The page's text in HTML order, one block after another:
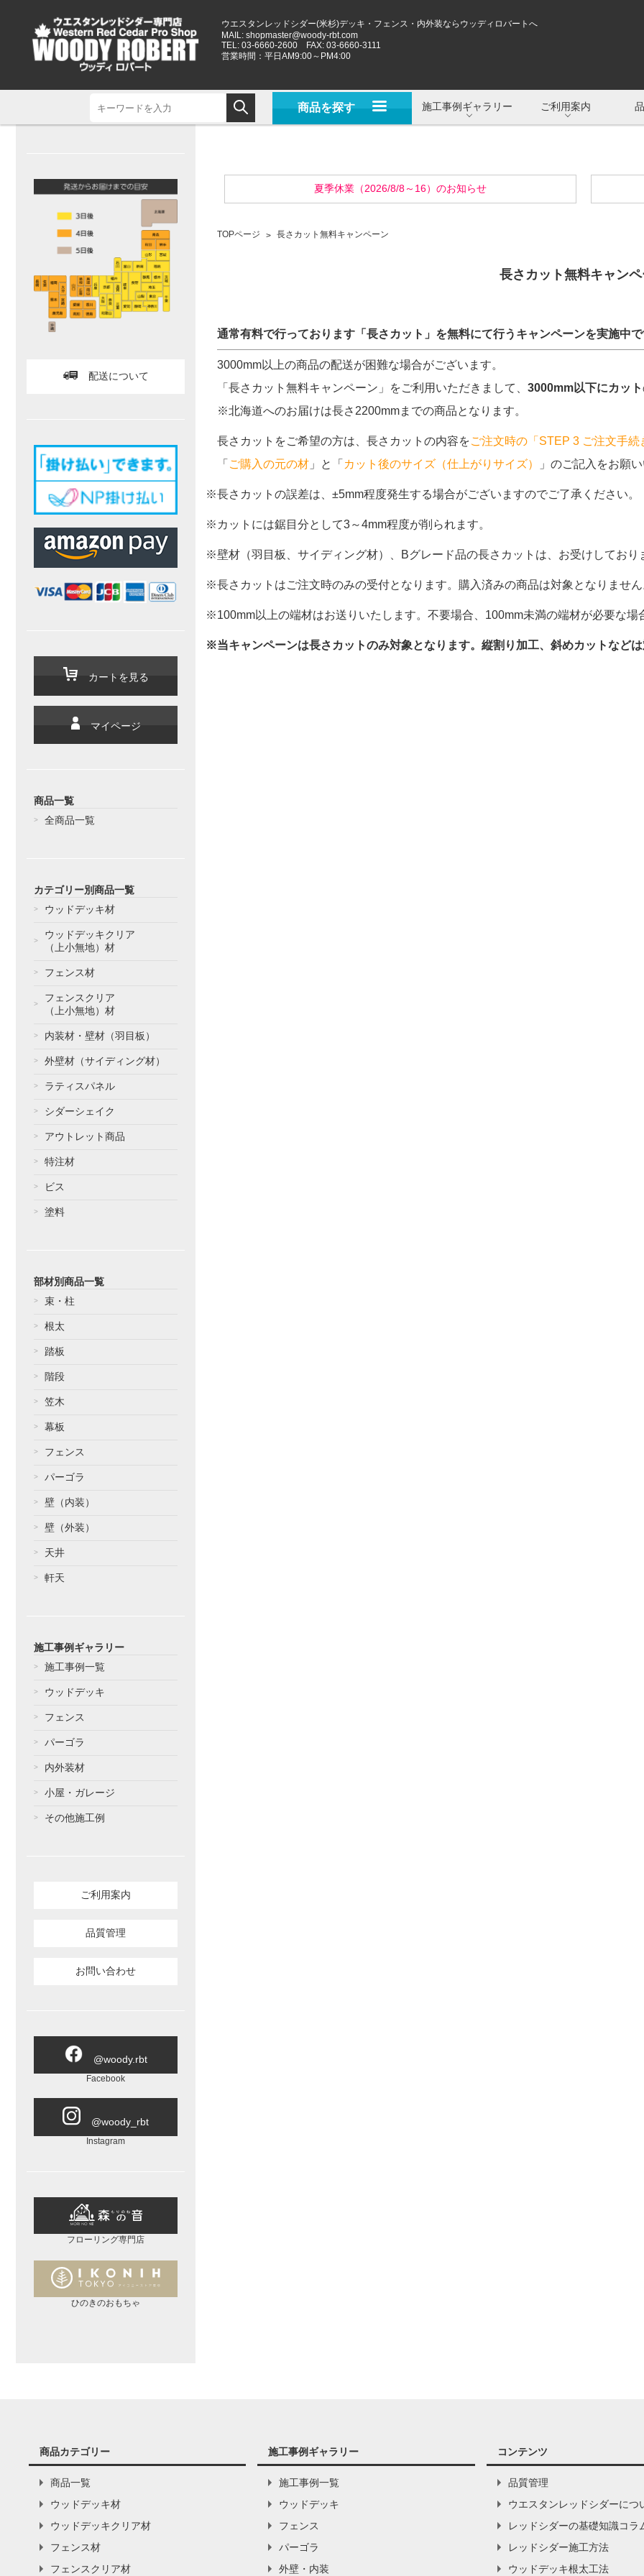
ウエスタンレッドシダー(米杉)デッキ・フェンス・内外装ならウッディロバートへ
MAIL: shopmaster@woody-rbt.com
TEL: 03-6660-2600 FAX: 03-6660-3111
営業時間：平日AM9:00～PM4:00
商品を探す 施工事例ギャラリー ご利用案内
配送について
カートを見る
マイページ
商品一覧
全商品一覧
カテゴリー別商品一覧
ウッドデッキ材
ウッドデッキクリア
（上小無地）材
フェンス材
フェンスクリア
（上小無地）材
内装材・壁材（羽目板）
外壁材（サイディング材）
ラティスパネル
シダーシェイク
アウトレット商品
特注材
ビス
塗料
部材別商品一覧
束・柱
根太
踏板
階段
笠木
幕板
フェンス
パーゴラ
壁（内装）
壁（外装）
天井
軒天
施工事例ギャラリー
施工事例一覧
ウッドデッキ
フェンス
パーゴラ
内外装材
小屋・ガレージ
その他施工例
ご利用案内
品質管理
お問い合わせ
@woody.rbt
Facebook
@woody_rbt
Instagram
フローリング専門店
ひのきのおもちゃ
夏季休業（2026/8/8～16）のお知らせ
TOPページ 長さカット無料キャンペーン
長さカット無料キャン
通常有料で行っております「長さカット」を無料にて行うキャンペーンを実施中で
3000mm以上の商品の配送が困難な場合がございます。
「長さカット無料キャンペーン」をご利用いただきまして、 3000mm以下にカット
※北海道へのお届けは長さ2200mmまでの商品となります。
長さカットをご希望の方は、長さカットの内容をご注文時の「STEP 3 ご注文手
「 ご購入の元の材 」と「 カット後のサイズ（仕上がりサイズ） 」のご記入をお願い
※長さカットの誤差は、±5mm程度発生する場合がございますのでご了承ください。
※カットには鋸目分として3～4mm程度が削られます。
※壁材（羽目板、サイディング材）、Bグレード品の長さカットは、お受けしており
※長さカットはご注文時のみの受付となります。購入済みの商品は対象となりません
※100mm以上の端材はお送りいたします。不要場合、100mm未満の端材が必要な場
※当キャンペーンは長さカットのみ対象となります。縦割り加工、斜めカットなどは
商品カテゴリー
商品一覧
ウッドデッキ材
ウッドデッキクリア材
フェンス材
フェンスクリア材
施工事例ギャラリー
施工事例一覧
ウッドデッキ
フェンス
パーゴラ
外壁・内装
コンテンツ
品質管理
ウエスタンレッドシダーにつ
レッドシダーの基礎知識コラ
レッドシダー施工方法
ウッドデッキ根太工法